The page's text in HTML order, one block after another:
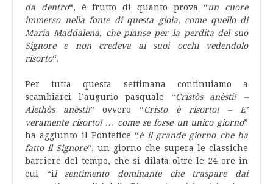
da dentro“, è frutto di quanto prova “un cuore
immerso nella fonte di questa gioia, come quello di
Maria Maddalena, che pianse per la perdita del suo
Signore e non credeva ai suoi occhi vedendolo
risorto“.
Per tutta questa settimana continuiamo a
scambiarci l’augurio pasquale “Cristòs anèsti! –
Alethòs anèsti!” ovvero “Cristo è risorto! – E’
veramente risorto! … come se fosse un unico giorno”
ha aggiunto il Pontefice “è il grande giorno che ha
fatto il Signore“, un giorno che supera le classiche
barriere del tempo, che si dilata oltre le 24 ore in
cui “il sentimento dominante che traspare dai